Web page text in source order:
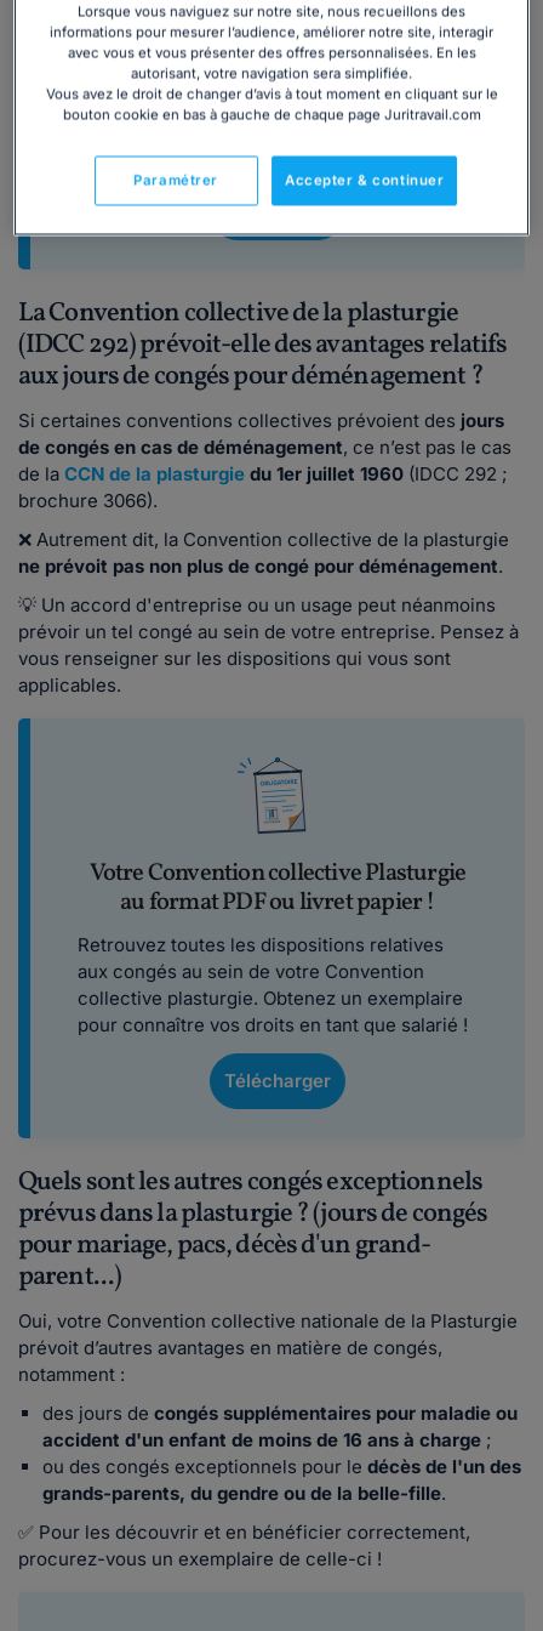
Vous souhaitez obtenir davantage
d'informations sur les congés exceptionnels
(durée des congés en cas de mariage,
naissance ou décès, modalités de la
demande, justificatifs, etc.) ? Notre dossier
complet est fait pour vous.
Télécharger
La Convention collective de la plasturgie
(IDCC 292) prévoit-elle des avantages relatifs
aux jours de congés pour déménagement ?
Si certaines conventions collectives prévoient des jours
de congés en cas de déménagement, ce n’est pas le cas
de la CCN de la plasturgie du 1er juillet 1960 (IDCC 292 ;
brochure 3066).
❌ Autrement dit, la Convention collective de la plasturgie
ne prévoit pas non plus de congé pour déménagement.
💡 Un accord d'entreprise ou un usage peut néanmoins
prévoir un tel congé au sein de votre entreprise. Pensez à
vous renseigner sur les dispositions qui vous sont
applicables.
Votre Convention collective Plasturgie
au format PDF ou livret papier !
Retrouvez toutes les dispositions relatives
aux congés au sein de votre Convention
collective plasturgie. Obtenez un exemplaire
pour connaître vos droits en tant que salarié !
Télécharger
Quels sont les autres congés exceptionnels
prévus dans la plasturgie ? (jours de congés
pour mariage, pacs, décès d'un grand-
parent...)
Oui, votre Convention collective nationale de la Plasturgie
prévoit d’autres avantages en matière de congés,
notamment :
des jours de congés supplémentaires pour maladie ou
accident d'un enfant de moins de 16 ans à charge ;
ou des congés exceptionnels pour le décès de l'un des
grands-parents, du gendre ou de la belle-fille.
✅ Pour les découvrir et en bénéficier correctement,
procurez-vous un exemplaire de celle-ci !
Lorsque vous naviguez sur notre site, nous recueillons des
informations pour mesurer l’audience, améliorer notre site, interagir
avec vous et vous présenter des offres personnalisées. En les
autorisant, votre navigation sera simplifiée.
Vous avez le droit de changer d’avis à tout moment en cliquant sur le
bouton cookie en bas à gauche de chaque page Juritravail.com
Accepter & continuer
Paramétrer